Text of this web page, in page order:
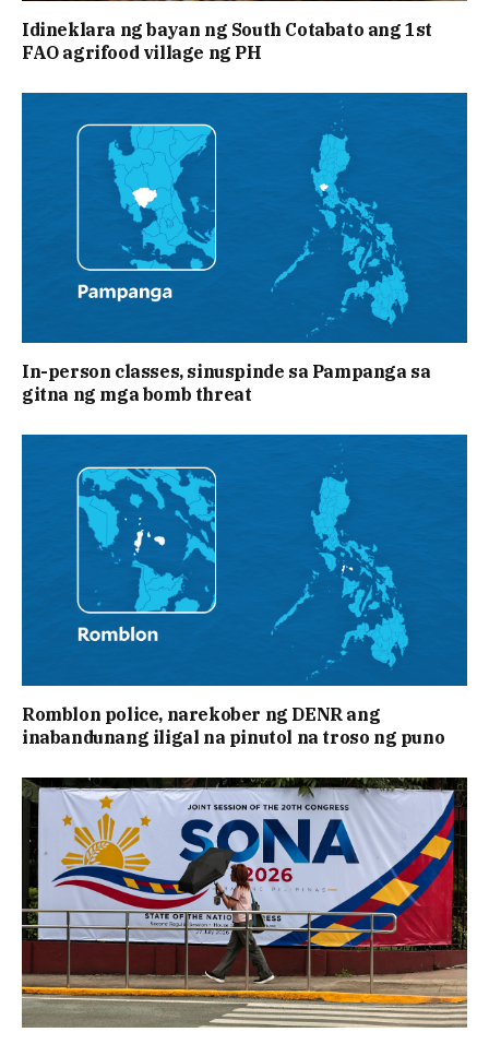
Idineklara ng bayan ng South Cotabato ang 1st
FAO agrifood village ng PH
In-person classes, sinuspinde sa Pampanga sa
gitna ng mga bomb threat
Romblon police, narekober ng DENR ang
inabandunang iligal na pinutol na troso ng puno